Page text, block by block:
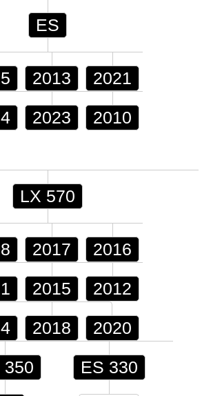
ES
2013 2021
2023 2010
LX 570
2017 2016
2015 2012
2018 2020
350 ES 330